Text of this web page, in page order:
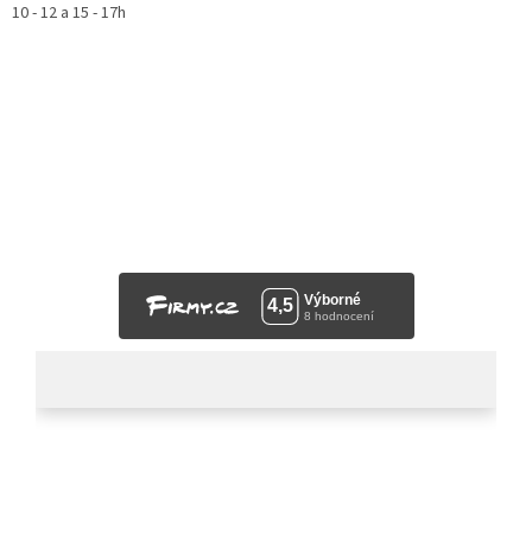
10 - 12 a 15 - 17h